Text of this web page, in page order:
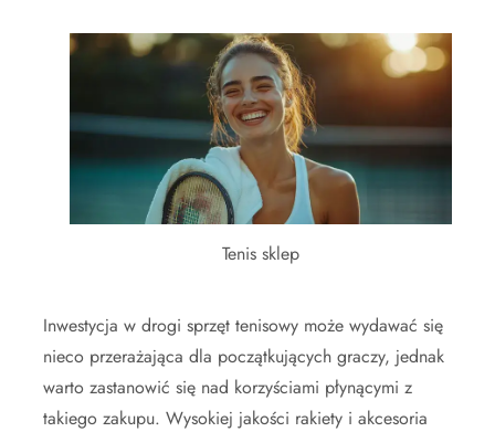
Tenis sklep
Inwestycja w drogi sprzęt tenisowy może wydawać się
nieco przerażająca dla początkujących graczy, jednak
warto zastanowić się nad korzyściami płynącymi z
takiego zakupu. Wysokiej jakości rakiety i akcesoria